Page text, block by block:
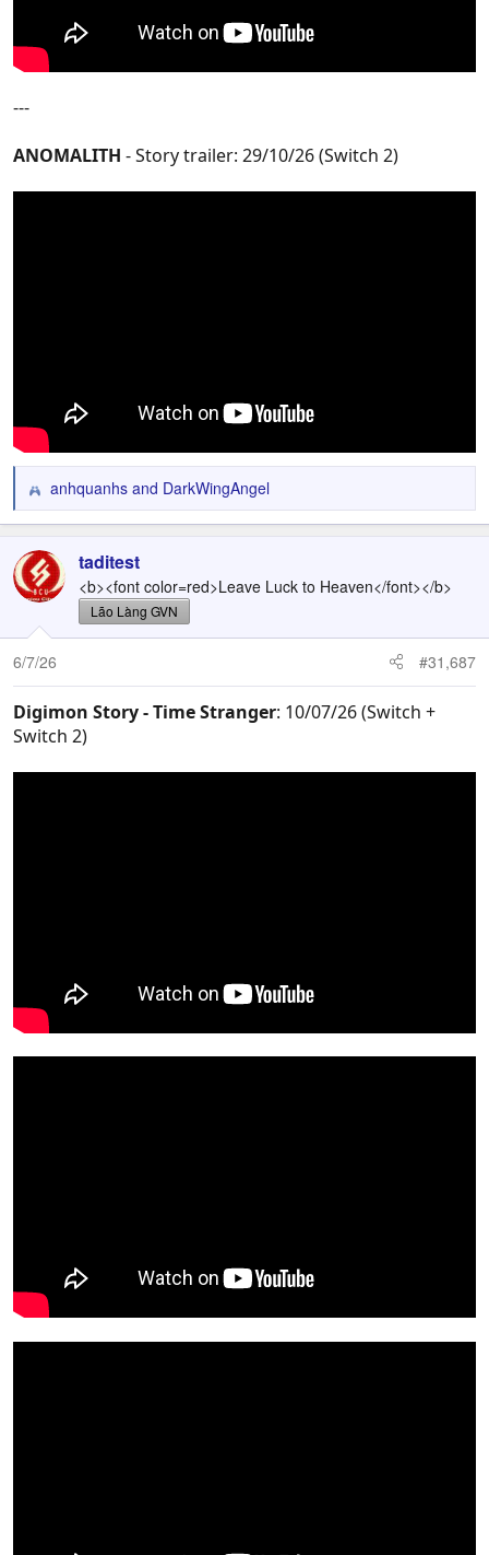
---
ANOMALITH - Story trailer: 29/10/26 (Switch 2)
R
e
c
t
i
n
s
:
anhquanhs and DarkWingAngel
taditest
<b><font color=red>Leave Luck to Heaven</font></b>
Lão Làng GVN
6/7/26 #31,687
Digimon Story - Time Stranger: 10/07/26 (Switch +
Switch 2)